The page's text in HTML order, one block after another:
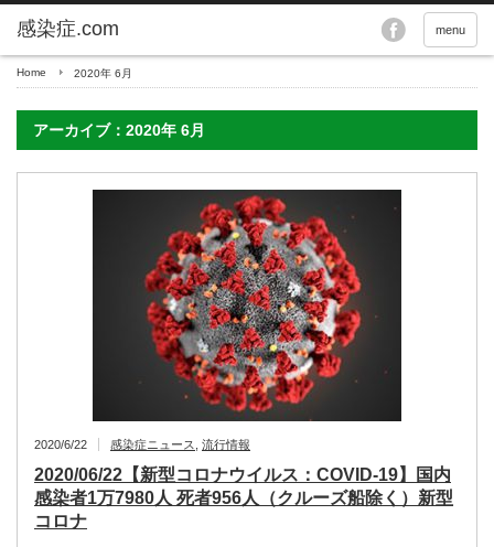
menu
Home 2020年 6月
アーカイブ：2020年 6月
2020/6/22 感染症ニュース 流行情報
2020/06/22【新型コロナウイルス：COVID-19】国内
感染者1万7980人 死者956人（クルーズ船除く）新型
コロナ